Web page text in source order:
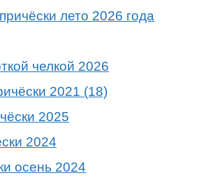
лето 2026 года
челкой 2026
2025
осень 2024